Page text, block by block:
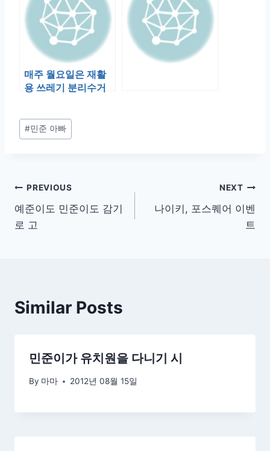
매주 월요일은 재활
용 쓰레기 분리수거
Post
Tags:
#민준 아빠
글
탐
PREVIOUS
예준이도 민준이도 감기
로 고
NEXT
나이키, 포스퀘어 이벤
트
Similar Posts
민준이가 유치원을 다니기 시
By 마마 2012년 08월 15일